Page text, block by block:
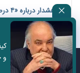
واگذاری
تجارت خارجی ایران
یک سال پرچالش
پرداخت را به
می‌شود؟
و